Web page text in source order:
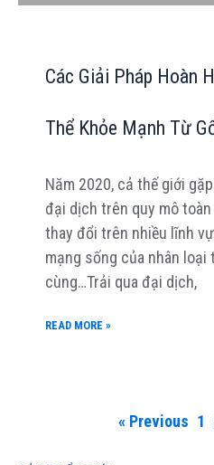
Các Giải Pháp Hoàn
Thể Khỏe Mạnh Từ
Năm 2020, cả thế giới
đại dịch trên quy mô
thay đổi trên nhiều lĩnh
mạng sống của nhân loại
cùng…Trải qua đại dịch,
READ MORE »
« Previous 1